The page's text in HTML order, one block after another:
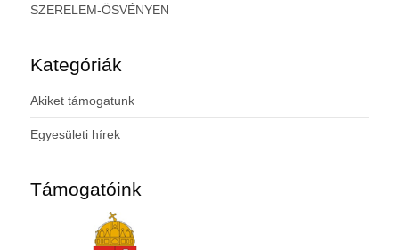
SZERELEM-ÖSVÉNYEN
Kategóriák
Akiket támogatunk
Egyesületi hírek
Támogatóink